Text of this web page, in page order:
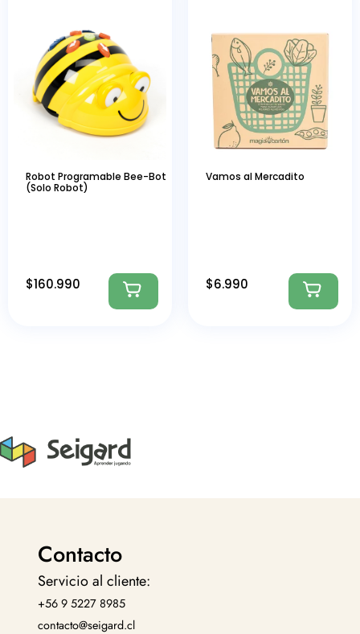
Robot Programable Bee-Bot
(Solo Robot)
$160.990
Vamos al Mercadito
$6.990
Contacto
Servicio al cliente:
+56 9 5227 8985
contacto@seigard.cl